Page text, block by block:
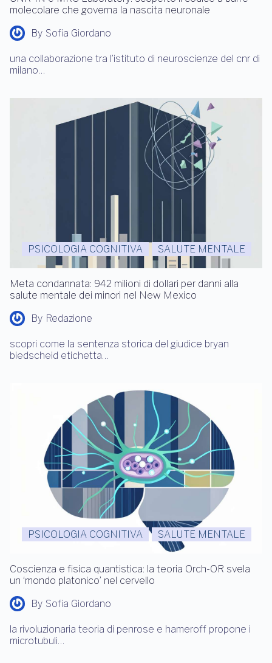
molecolare che governa la nascita neuronale
By Sofia Giordano
una collaborazione tra l’istituto di neuroscienze del cnr di
milano…
PSICOLOGIA COGNITIVA SALUTE MENTALE
Meta condannata: 942 milioni di dollari per danni alla
salute mentale dei minori nel New Mexico
By Redazione
scopri come la sentenza storica del giudice bryan
biedscheid etichetta…
PSICOLOGIA COGNITIVA SALUTE MENTALE
Coscienza e fisica quantistica: la teoria Orch-OR svela
un ‘mondo platonico’ nel cervello
By Sofia Giordano
la rivoluzionaria teoria di penrose e hameroff propone i
microtubuli…